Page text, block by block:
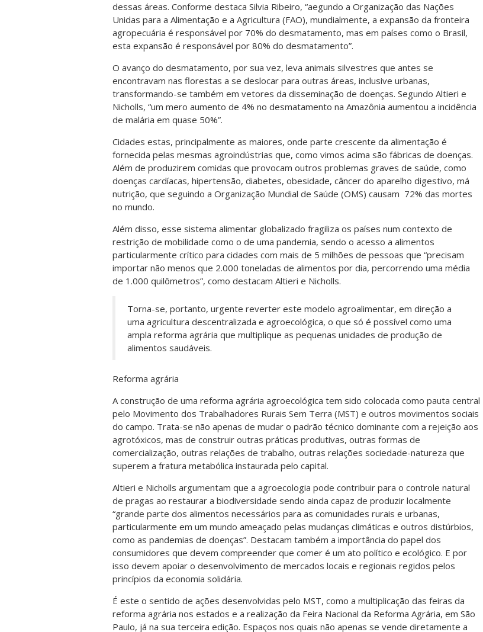
dessas áreas. Conforme destaca Silvia Ribeiro, “aegundo a Organização das Nações
Unidas para a Alimentação e a Agricultura (FAO), mundialmente, a expansão da fronteira
agropecuária é responsável por 70% do desmatamento, mas em países como o Brasil,
esta expansão é responsável por 80% do desmatamento”.
O avanço do desmatamento, por sua vez, leva animais silvestres que antes se
encontravam nas florestas a se deslocar para outras áreas, inclusive urbanas,
transformando-se também em vetores da disseminação de doenças. Segundo Altieri e
Nicholls, “um mero aumento de 4% no desmatamento na Amazônia aumentou a incidência
de malária em quase 50%”.
Cidades estas, principalmente as maiores, onde parte crescente da alimentação é
fornecida pelas mesmas agroindústrias que, como vimos acima são fábricas de doenças.
Além de produzirem comidas que provocam outros problemas graves de saúde, como
doenças cardíacas, hipertensão, diabetes, obesidade, câncer do aparelho digestivo, má
nutrição, que seguindo a Organização Mundial de Saúde (OMS) causam 72% das mortes
no mundo.
Além disso, esse sistema alimentar globalizado fragiliza os países num contexto de
restrição de mobilidade como o de uma pandemia, sendo o acesso a alimentos
particularmente crítico para cidades com mais de 5 milhões de pessoas que “precisam
importar não menos que 2.000 toneladas de alimentos por dia, percorrendo uma média
de 1.000 quilômetros”, como destacam Altieri e Nicholls.
Torna-se, portanto, urgente reverter este modelo agroalimentar, em direção a
uma agricultura descentralizada e agroecológica, o que só é possível como uma
ampla reforma agrária que multiplique as pequenas unidades de produção de
alimentos saudáveis.
Reforma agrária
A construção de uma reforma agrária agroecológica tem sido colocada como pauta central
pelo Movimento dos Trabalhadores Rurais Sem Terra (MST) e outros movimentos sociais
do campo. Trata-se não apenas de mudar o padrão técnico dominante com a rejeição aos
agrotóxicos, mas de construir outras práticas produtivas, outras formas de
comercialização, outras relações de trabalho, outras relações sociedade-natureza que
superem a fratura metabólica instaurada pelo capital.
Altieri e Nicholls argumentam que a agroecologia pode contribuir para o controle natural
de pragas ao restaurar a biodiversidade sendo ainda capaz de produzir localmente
“grande parte dos alimentos necessários para as comunidades rurais e urbanas,
particularmente em um mundo ameaçado pelas mudanças climáticas e outros distúrbios,
como as pandemias de doenças”. Destacam também a importância do papel dos
consumidores que devem compreender que comer é um ato político e ecológico. E por
isso devem apoiar o desenvolvimento de mercados locais e regionais regidos pelos
princípios da economia solidária.
É este o sentido de ações desenvolvidas pelo MST, como a multiplicação das feiras da
reforma agrária nos estados e a realização da Feira Nacional da Reforma Agrária, em São
Paulo, já na sua terceira edição. Espaços nos quais não apenas se vende diretamente a